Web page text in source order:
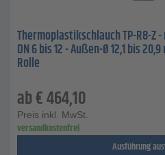
Thermoplastikschlauch TP-R8-Z -
DN 6 bis 12 - Außen-Ø 12,1 bis
Rolle
ab€464,10
Preis inkl. MwSt.
versandkostenfrei
Ausführung